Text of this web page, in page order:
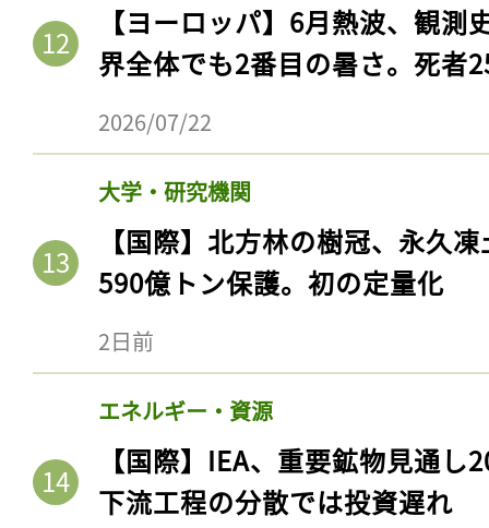
【ヨーロッパ】6月熱波、観
界全体でも2番目の暑さ。死者
2026/07/22
大学・研究機関
【国際】北方林の樹冠、永久
590億トン保護。初の定量化
2日前
エネルギー・資源
【国際】IEA、重要鉱物見通
下流工程の分散では投資遅れ
記事をお気に入りに